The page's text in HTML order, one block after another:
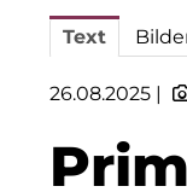
City 1
Clean
Clean
Text
26.08.2025 |